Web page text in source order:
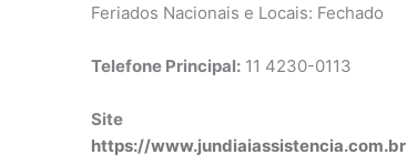
Feriados Nacionais e Locais: Fechado
Telefone Principal: 11 4230-0113
Site
https://www.jundiaiassistencia.com.br